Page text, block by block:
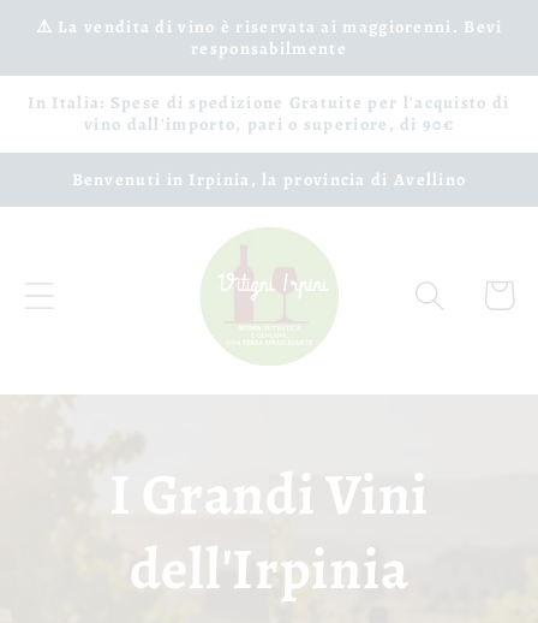
et passer
contenu
⚠️ La vendita di vino è riservata ai maggiorenni. Bevi
responsabilmente
In Italia: Spese di spedizione Gratuite per l'acquisto di
vino dall'importo, pari o superiore, di 90€
Benvenuti in Irpinia, la provincia di Avellino
Panier
I Grandi Vini
dell'Irpinia